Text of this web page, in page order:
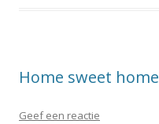
Home sweet home
Geef een reactie